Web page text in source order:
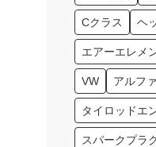
Cクラス ヘ
エアーエレメ
VW アルフ
タイロッドエ
スパークプラ